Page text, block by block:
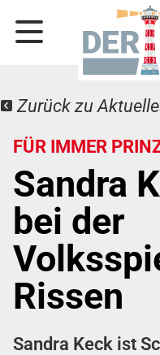
Zurück zu
FÜR IMMER
Sandra
bei der
Rissen
Sandra Keck ist